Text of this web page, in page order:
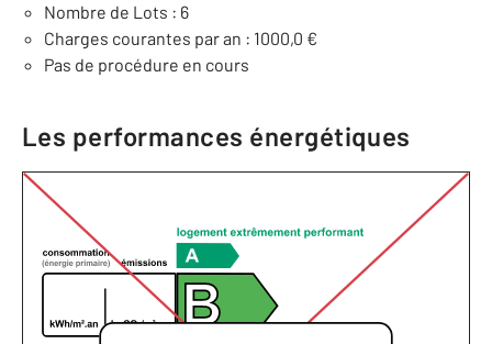
Nombre de Lots : 6
Charges courantes par an : 1000,0 €
Pas de procédure en cours
Les performances énergétiques